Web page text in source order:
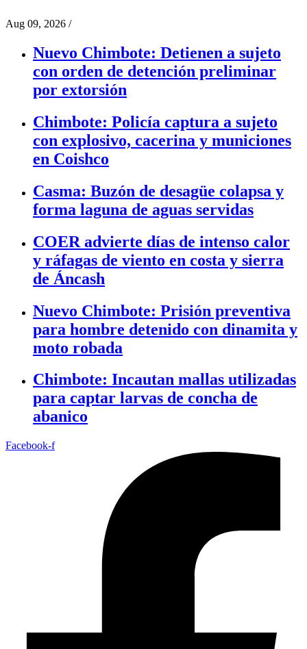
Aug 09, 2026 /
Nuevo Chimbote: Detienen a sujeto
con orden de detención preliminar
por extorsión
Chimbote: Policía captura a sujeto
con explosivo, cacerina y municiones
en Coishco
Casma: Buzón de desagüe colapsa y
forma laguna de aguas servidas
COER advierte días de intenso calor
y ráfagas de viento en costa y sierra
de Áncash
Nuevo Chimbote: Prisión preventiva
para hombre detenido con dinamita y
moto robada
Chimbote: Incautan mallas utilizadas
para captar larvas de concha de
abanico
Facebook-f